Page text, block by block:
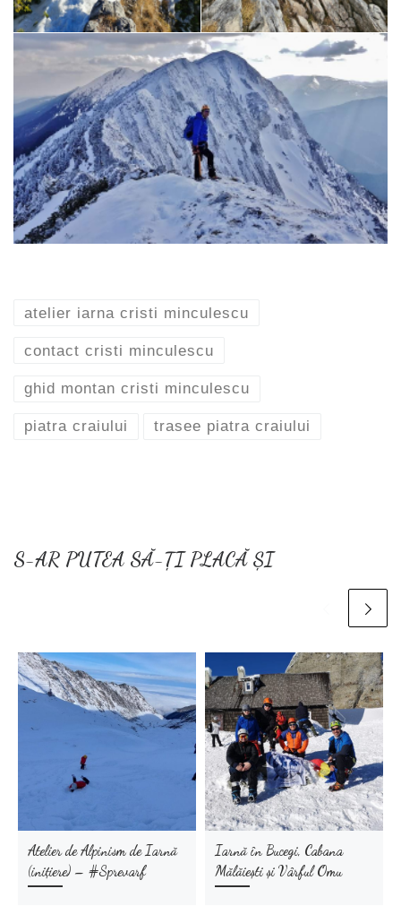
atelier iarna cristi minculescu
contact cristi minculescu
ghid montan cristi minculescu
piatra craiului trasee piatra craiului
S-AR PUTEA SĂ-ȚI PLACĂ ȘI
Atelier de Alpinism de Iarnă
(inițiere) – #Sprevarf
Iarnă în Bucegi, Cabana
Mălăiești și Vârful Omu